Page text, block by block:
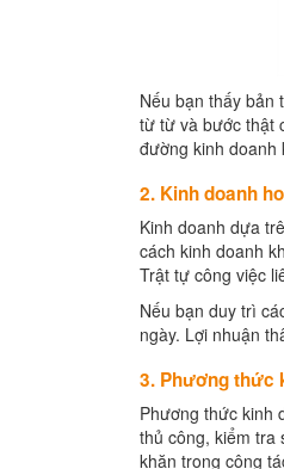
Nếu bạn thấy bản
từ từ và bước thật
đường kinh doanh
2. Kinh doanh
Kinh doanh dựa
cách kinh doanh
Trật tự công việc
Nếu bạn duy trì
ngày. Lợi nhuận
3. Phương thức
Phương thức kinh
thủ công, kiểm tra
khăn trong công